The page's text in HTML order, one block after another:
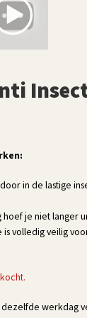
in de lastige
hoef je niet langer
volledig veilig
werkdag